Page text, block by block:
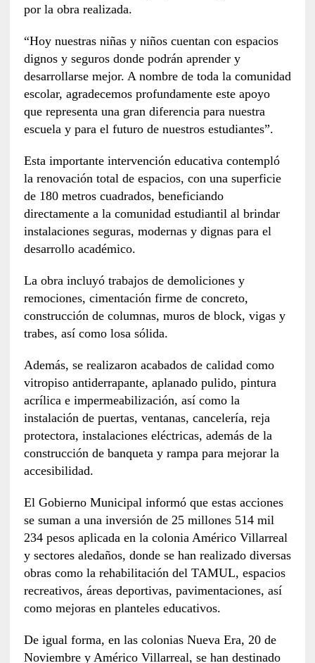
por la obra realizada.
“Hoy nuestras niñas y niños cuentan con espacios
dignos y seguros donde podrán aprender y
desarrollarse mejor. A nombre de toda la comunidad
escolar, agradecemos profundamente este apoyo
que representa una gran diferencia para nuestra
escuela y para el futuro de nuestros estudiantes”.
Esta importante intervención educativa contempló
la renovación total de espacios, con una superficie
de 180 metros cuadrados, beneficiando
directamente a la comunidad estudiantil al brindar
instalaciones seguras, modernas y dignas para el
desarrollo académico.
La obra incluyó trabajos de demoliciones y
remociones, cimentación firme de concreto,
construcción de columnas, muros de block, vigas y
trabes, así como losa sólida.
Además, se realizaron acabados de calidad como
vitropiso antiderrapante, aplanado pulido, pintura
acrílica e impermeabilización, así como la
instalación de puertas, ventanas, cancelería, reja
protectora, instalaciones eléctricas, además de la
construcción de banqueta y rampa para mejorar la
accesibilidad.
El Gobierno Municipal informó que estas acciones
se suman a una inversión de 25 millones 514 mil
234 pesos aplicada en la colonia Américo Villarreal
y sectores aledaños, donde se han realizado diversas
obras como la rehabilitación del TAMUL, espacios
recreativos, áreas deportivas, pavimentaciones, así
como mejoras en planteles educativos.
De igual forma, en las colonias Nueva Era, 20 de
Noviembre y Américo Villarreal, se han destinado